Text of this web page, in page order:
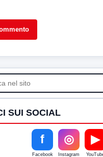
SUI SOCIAL
f
Facebook
◎
Instagram
▶